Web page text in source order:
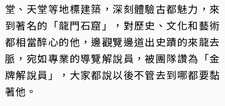
堂、天堂等地標建築，深刻體驗古都魅力，來
到著名的「龍門石窟」，對歷史、文化和藝術
都相當醉心的他，邊觀覽邊道出史蹟的來龍去
脈，宛如專業的導覽解說員，被團隊讚為「金
牌解說員」，大家都說以後不管去到哪都要黏
著他。